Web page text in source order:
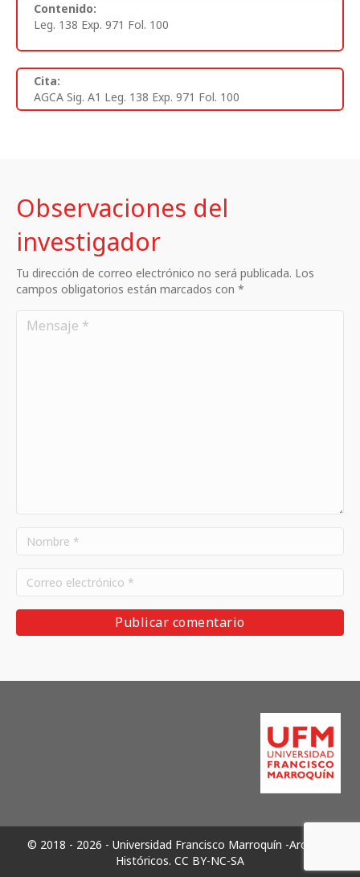
Contenido:
Leg. 138 Exp. 971 Fol. 100
Cita:
AGCA Sig. A1 Leg. 138 Exp. 971 Fol. 100
Observaciones del
investigador
Tu dirección de correo electrónico no será publicada. Los
campos obligatorios están marcados con *
© 2018 - 2026 - Universidad Francisco Marroquín -Archivos
Históricos. CC BY-NC-SA